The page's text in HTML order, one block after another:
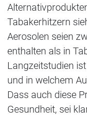
Tabakerhitzern
Aerosolen seien
enthalten als in
Langzeitstudien
und in welchem
Dass auch diese
Gesundheit, sei